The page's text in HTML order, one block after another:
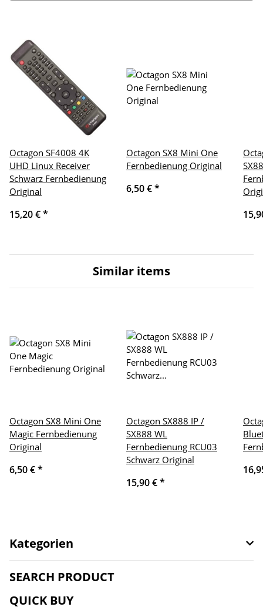
Octagon SF4008 4K
UHD Linux Receiver
Schwarz Fernbedienung
Original
15,20 €*
Octagon SX8 Mini One
Fernbedienung Original
6,50 €*
Similar items
Octagon SX8 Mini One
Magic Fernbedienung
Original
6,50 €*
Octagon SX888 IP /
SX888 WL
Fernbedienung RCU03
Schwarz Original
15,90 €*
Kategorien
SEARCH PRODUCT
QUICK BUY